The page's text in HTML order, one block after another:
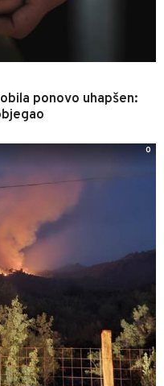
ponovo uhapšen:
0